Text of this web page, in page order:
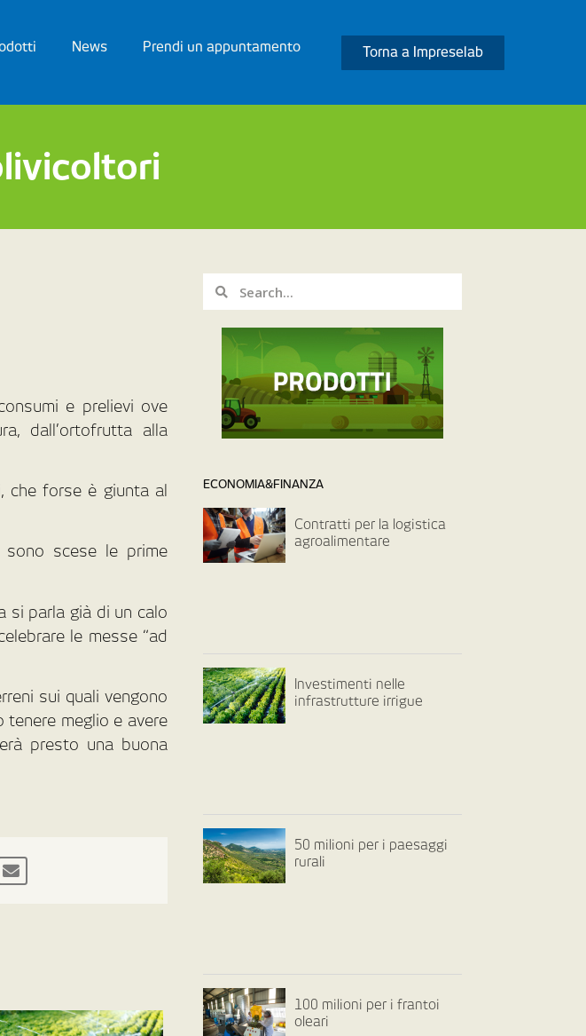
News Prendi un appuntamento Torna a Impreselab
e prelievi ove
dall’ortofrutta alla
che forse è giunta al
scese le prime
si parla già di un calo
le messe “ad
sui quali vengono
meglio e avere
presto una buona
ECONOMIA&FINANZA
Contratti per la logistica
agroalimentare
Investimenti nelle
infrastrutture irrigue
50 milioni per i paesaggi
rurali
100 milioni per i frantoi
oleari